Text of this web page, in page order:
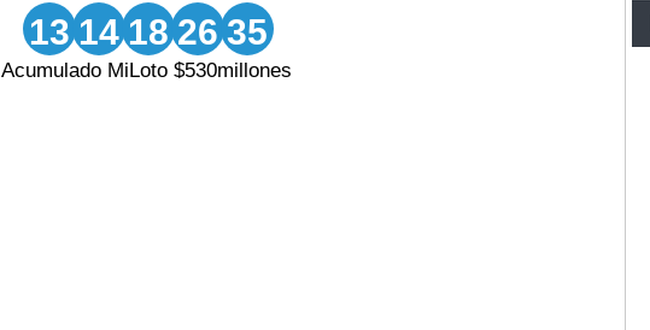
13 14 18 26 35
Acumulado MiLoto $530millones